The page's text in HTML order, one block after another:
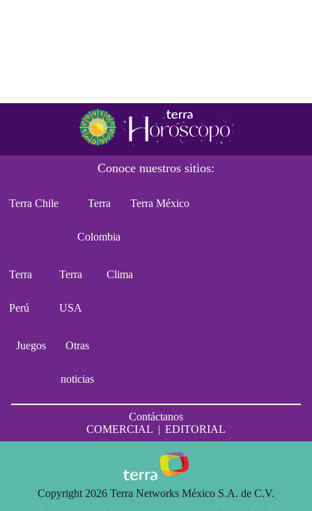
Conoce nuestros sitios:
Terra Chile Terra
Colombia
Terra México
Terra
Perú
Terra
USA
Clima
Juegos Otras
noticias
Contáctanos
COMERCIAL | EDITORIAL
Copyright 2026 Terra Networks México S.A. de C.V.